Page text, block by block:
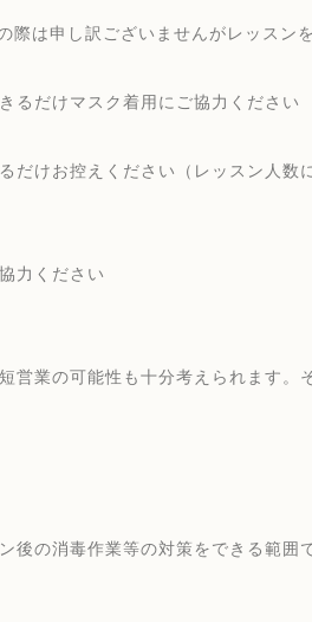
は申し訳ございませんがレッスン
るだけマスク着用にご協力ください
だけお控えください（レッスン人数
力ください
営業の可能性も十分考えられます。
後の消毒作業等の対策をできる範囲